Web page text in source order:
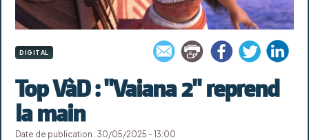
DIGITAL
Top VàD : "Vaiana 2" reprend
la main
Date de publication : 30/05/2025 - 13:00